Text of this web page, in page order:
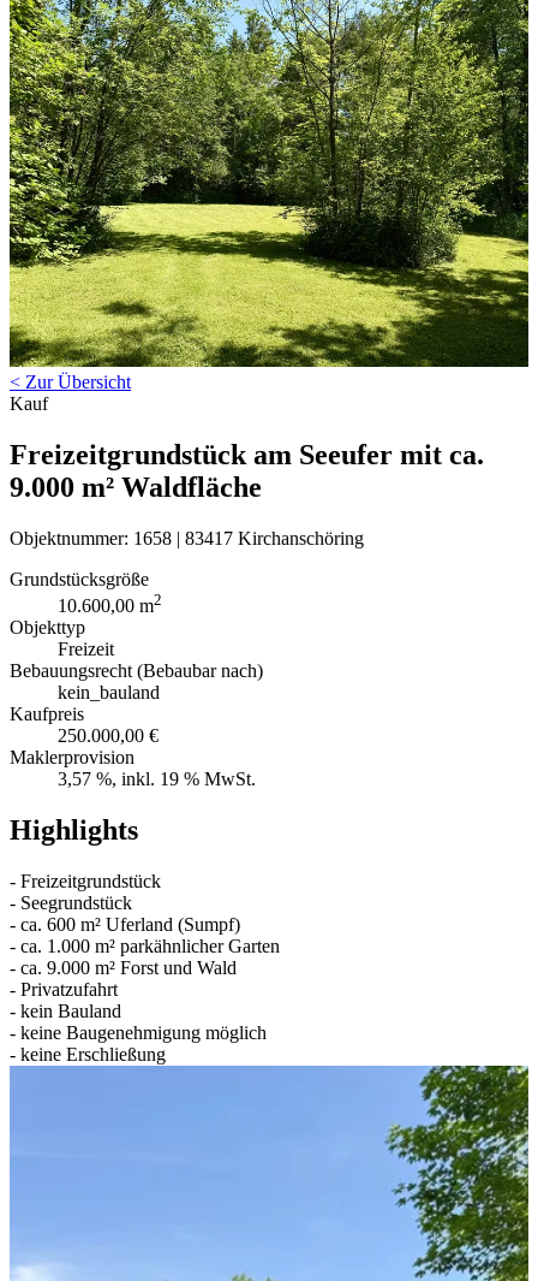
< Zur Übersicht
Kauf
Freizeitgrundstück am Seeufer mit ca.
9.000 m² Waldfläche
Objektnummer: 1658 | 83417 Kirchanschöring
Grundstücksgröße
10.600,00 m2
Objekttyp
Freizeit
Bebauungsrecht (Bebaubar nach)
kein_bauland
Kaufpreis
250.000,00 €
Maklerprovision
3,57 %, inkl. 19 % MwSt.
Highlights
- Freizeitgrundstück
- Seegrundstück
- ca. 600 m² Uferland (Sumpf)
- ca. 1.000 m² parkähnlicher Garten
- ca. 9.000 m² Forst und Wald
- Privatzufahrt
- kein Bauland
- keine Baugenehmigung möglich
- keine Erschließung